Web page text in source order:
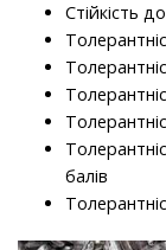
Стійкість
балів